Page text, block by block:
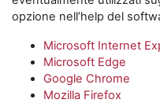
opzione nell’help del
Microsoft Internet
Microsoft Edge
Google Chrome
Mozilla Firefox